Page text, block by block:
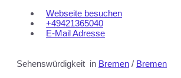
Webseite besuchen
+49421365040
E-Mail Adresse
Sehenswürdigkeit in Bremen / Bremen